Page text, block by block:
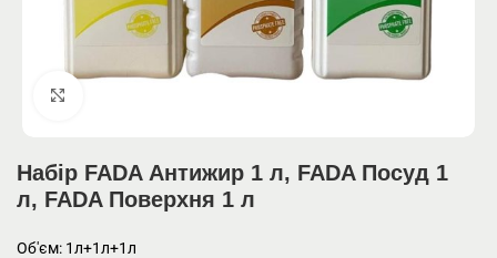
Набір FADA Антижир 1 л, FADA Посуд 1
л, FADA Поверхня 1 л
Об'єм: 1л+1л+1л